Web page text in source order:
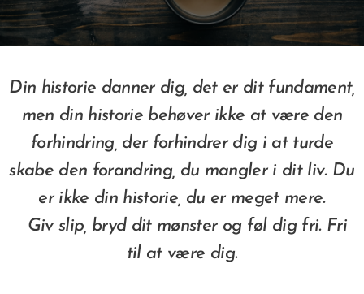
Din historie danner dig, det er dit fundament,
men din historie behøver ikke at være den
forhindring, der forhindrer dig i at turde
skabe den forandring, du mangler i dit liv. Du
er ikke din historie, du er meget mere.
Giv slip, bryd dit mønster og føl dig fri. Fri
til at være dig.